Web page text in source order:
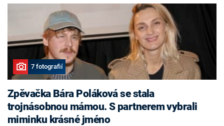
7 fotografií
Zpěvačka Bára Poláková se stala
trojnásobnou mámou. S partnerem vybrali
miminku krásné jméno